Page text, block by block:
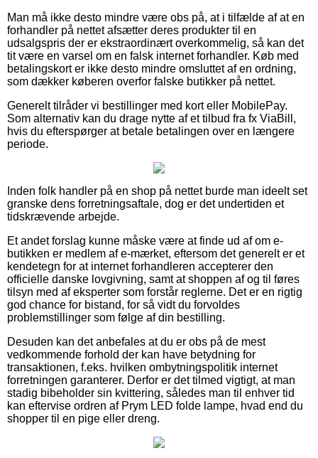
Man må ikke desto mindre være obs på, at i tilfælde af at en
forhandler på nettet afsætter deres produkter til en
udsalgspris der er ekstraordinært overkommelig, så kan det
tit være en varsel om en falsk internet forhandler. Køb med
betalingskort er ikke desto mindre omsluttet af en ordning,
som dækker køberen overfor falske butikker på nettet.
Generelt tilråder vi bestillinger med kort eller MobilePay.
Som alternativ kan du drage nytte af et tilbud fra fx ViaBill,
hvis du efterspørger at betale betalingen over en længere
periode.
Inden folk handler på en shop på nettet burde man ideelt set
granske dens forretningsaftale, dog er det undertiden et
tidskrævende arbejde.
Et andet forslag kunne måske være at finde ud af om e-
butikken er medlem af e-mærket, eftersom det generelt er et
kendetegn for at internet forhandleren accepterer den
officielle danske lovgivning, samt at shoppen af og til føres
tilsyn med af eksperter som forstår reglerne. Det er en rigtig
god chance for bistand, for så vidt du forvoldes
problemstillinger som følge af din bestilling.
Desuden kan det anbefales at du er obs på de mest
vedkommende forhold der kan have betydning for
transaktionen, f.eks. hvilken ombytningspolitik internet
forretningen garanterer. Derfor er det tilmed vigtigt, at man
stadig bibeholder sin kvittering, således man til enhver tid
kan eftervise ordren af Prym LED folde lampe, hvad end du
shopper til en pige eller dreng.